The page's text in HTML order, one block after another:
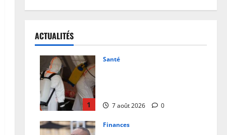
ACTUALITÉS
1
Santé
7 août 2026 0
Finances